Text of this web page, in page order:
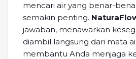
mencari air yang benar-
semakin penting.
jawaban, menawarkan
diambil langsung dari mata
membantu Anda menjaga